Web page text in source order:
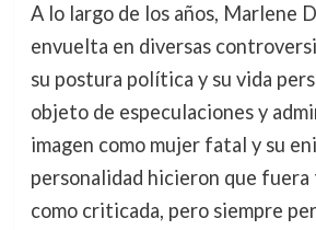
A lo largo de los años, Marlene
envuelta en diversas
su postura política y su vida
objeto de especulaciones y
imagen como mujer fatal y su
personalidad hicieron que
como criticada, pero siempre